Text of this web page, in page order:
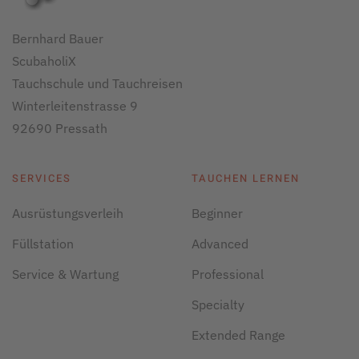
Bernhard Bauer
ScubaholiX
Tauchschule und Tauchreisen
Winterleitenstrasse 9
92690 Pressath
SERVICES
Ausrüstungsverleih
Füllstation
Service & Wartung
TAUCHEN LERNEN
Beginner
Advanced
Professional
Specialty
Extended Range